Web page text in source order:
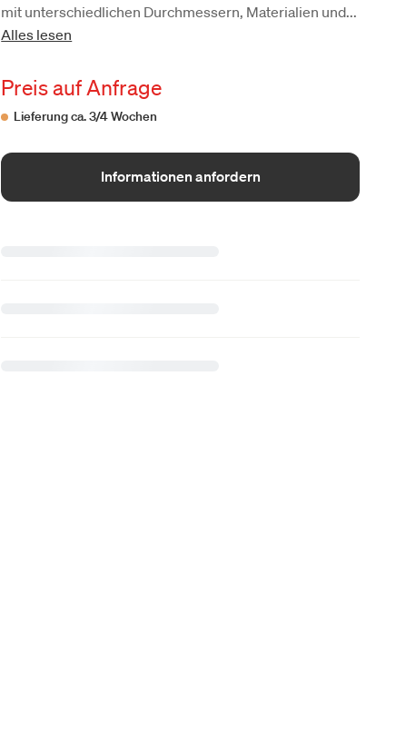
mit unterschiedlichen Durchmessern, Materialien und...
Alles lesen
Preis auf Anfrage
Lieferung ca. 3/4 Wochen
Informationen anfordern